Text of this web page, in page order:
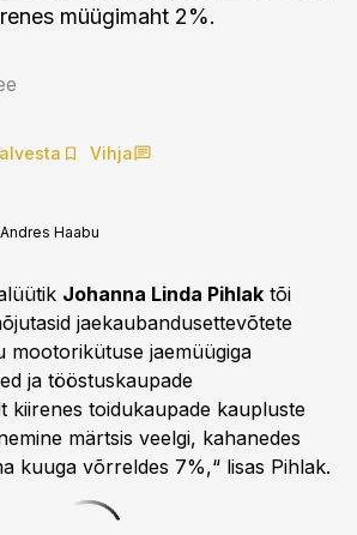
müügimaht 2%.
Vihja
Andres Haabu
Johanna Linda Pihlak tõi
jaekaubandusettevõtete
mootorikütuse jaemüügiga
ja tööstuskaupade
kiirenes toidukaupade kaupluste
märtsis veelgi, kahanedes
kuuga võrreldes 7%,“ lisas Pihlak.